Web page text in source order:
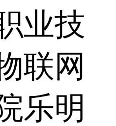
业技
联网
乐明